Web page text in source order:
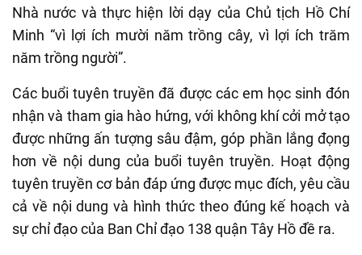
Nhà nước và thực hiện lời dạy của Chủ tịch Hồ Chí
Minh “vì lợi ích mười năm trồng cây, vì lợi ích trăm
năm trồng người”.
Các buổi tuyên truyền đã được các em học sinh đón
nhận và tham gia hào hứng, với không khí cởi mở tạo
được những ấn tượng sâu đậm, góp phần lắng đọng
hơn về nội dung của buổi tuyên truyền. Hoạt động
tuyên truyền cơ bản đáp ứng được mục đích, yêu cầu
cả về nội dung và hình thức theo đúng kế hoạch và
sự chỉ đạo của Ban Chỉ đạo 138 quận Tây Hồ đề ra.